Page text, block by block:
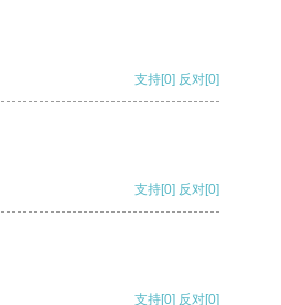
支持[0] 反对[0]
支持[0] 反对[0]
支持[0] 反对[0]